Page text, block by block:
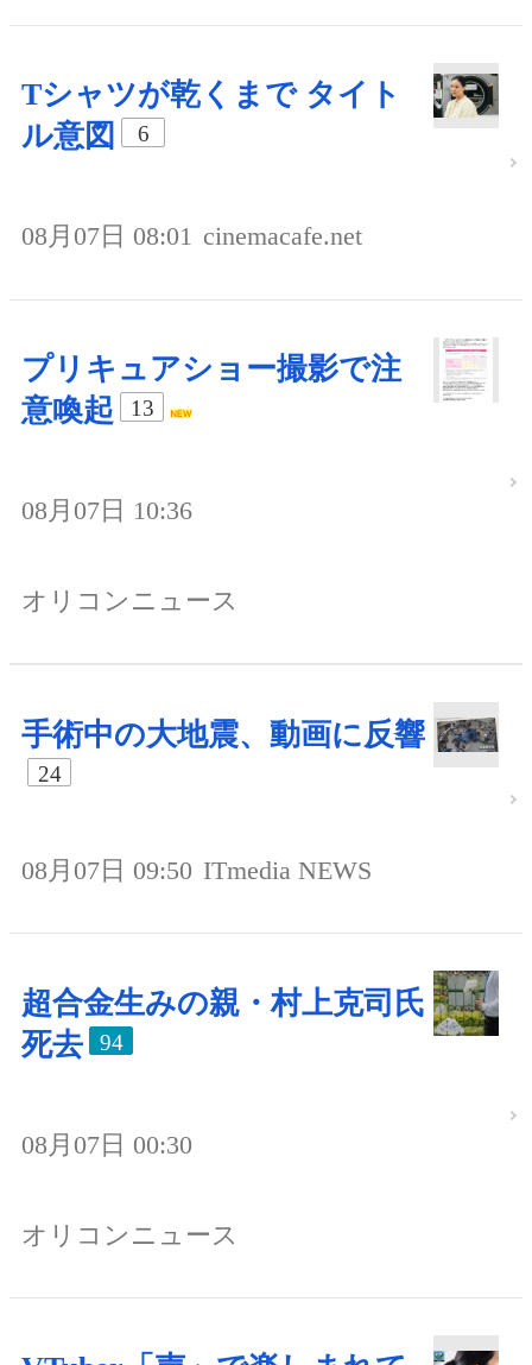
Tシャツが乾くまで タイト
ル意図
6
08月07日 08:01 cinemacafe.net
プリキュアショー撮影で注
意喚起
13
08月07日 10:36
オリコンニュース
手術中の大地震、動画に反響
24
08月07日 09:50 ITmedia NEWS
超合金生みの親・村上克司氏
死去
94
08月07日 00:30
オリコンニュース